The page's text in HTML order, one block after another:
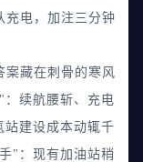
充电，加注三分钟
藏在刺骨的寒风
续航腰斩、充电
建设成本动辄千
"：现有加油站稍